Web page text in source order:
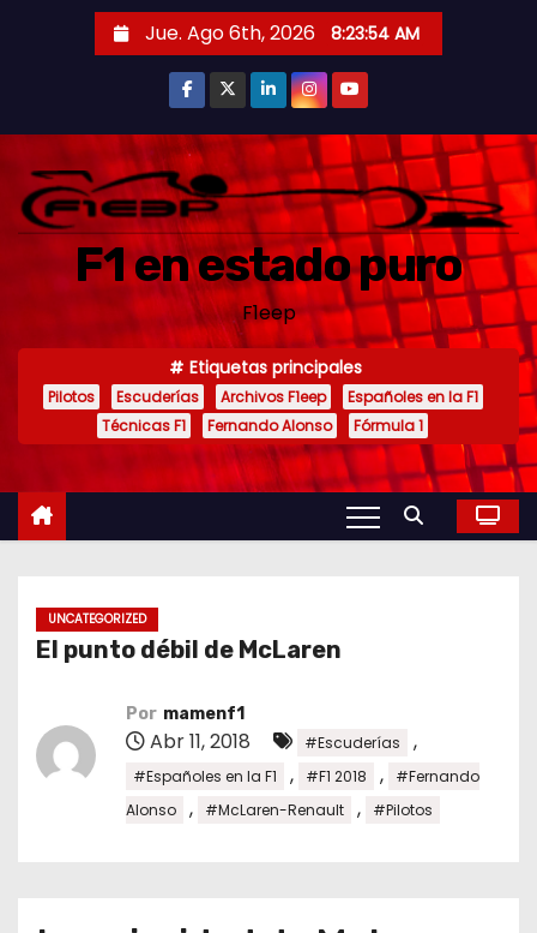
i
Jue. Ago 6th, 2026 8:23:55 AM
F1 en estado puro
F1eep
Etiquetas principales
Pilotos Escuderías Archivos F1eep
Españoles en la F1
Técnicas F1
Fernando Alonso Fórmula 1
UNCATEGORIZED
El punto débil de McLaren
Por mamenf1
Abr 11, 2018 #Escuderías ,
#Españoles en la F1 , #F1 2018 ,
#Fernando
Alonso
, #McLaren-Renault , #Pilotos